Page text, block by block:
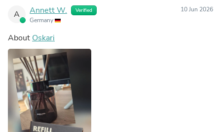
A Annett W. Verified
Germany
10 Jun 2026
About Oskari